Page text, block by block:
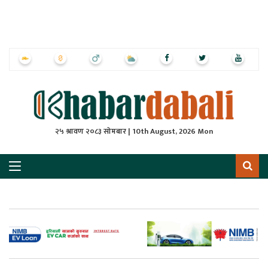
२५ श्रावण २०८३ सोमबार | 10th August, 2026 Mon